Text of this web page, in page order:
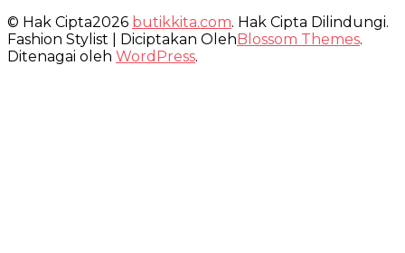
© Hak Cipta2026 butikkita.com. Hak Cipta Dilindungi.
Fashion Stylist | Diciptakan OlehBlossom Themes.
Ditenagai oleh WordPress.